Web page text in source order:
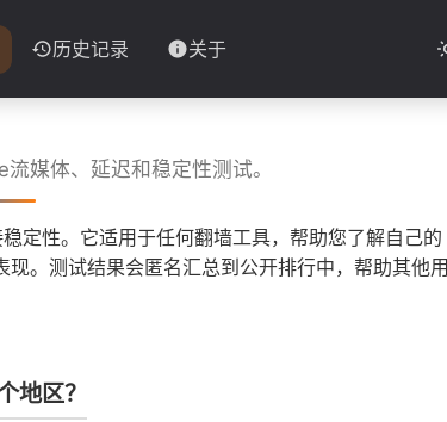
历史记录 关于
媒体、延迟和稳定性测试。
定性。它适用于任何翻墙工具，帮助您了解自己
。测试结果会匿名汇总到公开排行中，帮助其他用
地区？